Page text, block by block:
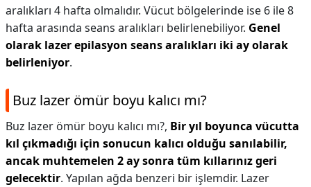
aralıkları 4 hafta olmalıdır. Vücut bölgelerinde ise 6 ile 8
hafta arasında seans aralıkları belirlenebiliyor. Genel
olarak lazer epilasyon seans aralıkları iki ay olarak
belirleniyor.
Buz lazer ömür boyu kalıcı mı?
Buz lazer ömür boyu kalıcı mı?, Bir yıl boyunca vücutta
kıl çıkmadığı için sonucun kalıcı olduğu sanılabilir,
ancak muhtemelen 2 ay sonra tüm kıllarınız geri
gelecektir. Yapılan ağda benzeri bir işlemdir. Lazer